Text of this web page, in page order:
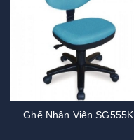
Ghế Nhân Viên SG555K